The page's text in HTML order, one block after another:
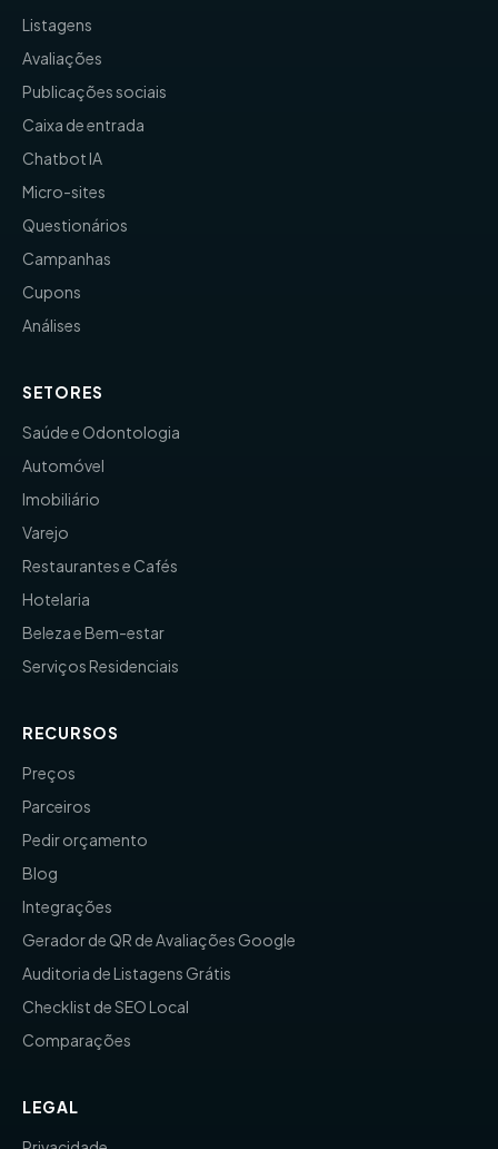
Listagens
Avaliações
Publicações sociais
Caixa de entrada
Chatbot IA
Micro-sites
Questionários
Campanhas
Cupons
Análises
SETORES
Saúde e Odontologia
Automóvel
Imobiliário
Varejo
Restaurantes e Cafés
Hotelaria
Beleza e Bem-estar
Serviços Residenciais
RECURSOS
Preços
Parceiros
Pedir orçamento
Blog
Integrações
Gerador de QR de Avaliações Google
Auditoria de Listagens Grátis
Checklist de SEO Local
Comparações
LEGAL